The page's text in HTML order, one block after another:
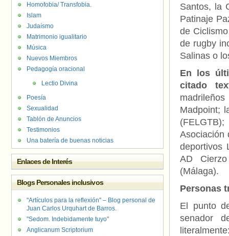
Santos, la
Patinaje
de
de rugby
Salinas o
En los
citado
Madpoint;
Asociación
deportivos
AD
(Málaga).
Personas
El punto
senador
Homofobia/ Transfobia.
Islam
Judaísmo
Matrimonio igualitario
Música
Nuevos Miembros
Pedagogía oracional
Lectio Divina
Poesía
Sexualidad
Tablón de Anuncios
Testimonios
Una batería de buenas noticias
Enlaces de Interés
Blogs Personales inclusivos
"Artículos para la reflexión" – Blog personal de
Juan Carlos Urquhart de Barros.
"Sedom. Indebidamente tuyo"
Anglicanum Scriptorium